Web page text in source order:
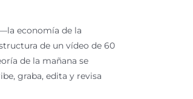
economía de la
de un vídeo de 60
de la mañana se
graba, edita y revisa